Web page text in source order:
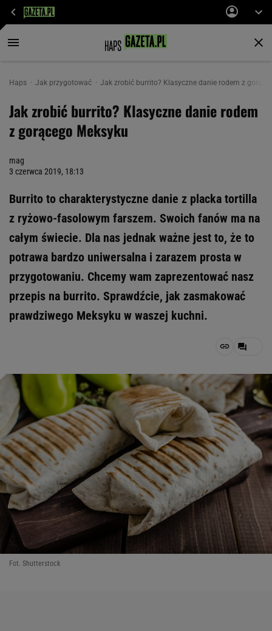
Haps Jak przygotować Jak zrobić burrito? Klasyczne danie rodem z
Jak zrobić burrito? Klasyczne danie rodem
z gorącego Meksyku
mag
3 czerwca 2019, 18:13
Burrito to charakterystyczne danie z placka tortilla
z ryżowo-fasolowym farszem. Swoich fanów ma na
całym świecie. Dla nas jednak ważne jest to, że to
potrawa bardzo uniwersalna i zarazem prosta w
przygotowaniu. Chcemy wam zaprezentować nasz
przepis na burrito. Sprawdźcie, jak zasmakować
prawdziwego Meksyku w waszej kuchni.
Fot. Shutterstock